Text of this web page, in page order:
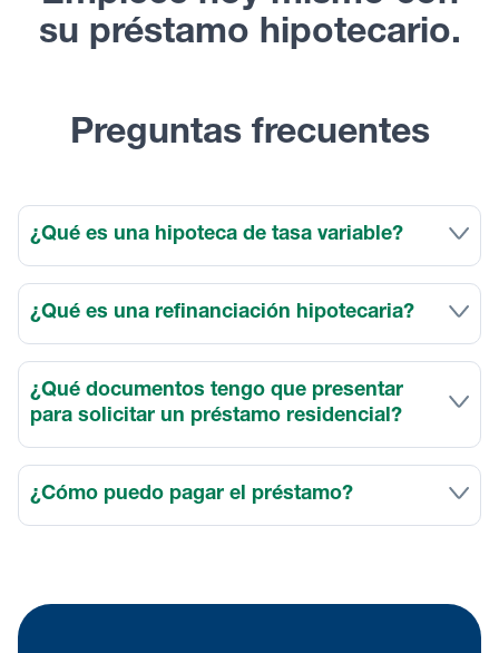
su préstamo hipotecario.
Preguntas frecuentes
¿Qué es una hipoteca de tasa variable?
¿Qué es una refinanciación hipotecaria?
¿Qué documentos tengo que presentar
para solicitar un préstamo residencial?
¿Cómo puedo pagar el préstamo?